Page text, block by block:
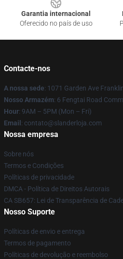
Garantia internacional
Oferecido no país de uso
Contacte-nos
A nossa sede: 1071 Garden Ave
Nosso Armazém: 6 Fengtai Road
Hour: 9AM – 5PM (Mon – Fri)
Email : contato@slanderloja.com
Nossa empresa
Sobre nós
Termos e Condições
Políticas de privacidade
DMCA - Política de Direitos Autorais
CA SB657: Lei de Transparência de
Nosso Suporte
Políticas de envio e entrega
Termos de pagamento
Políticas de devolução e reembolso